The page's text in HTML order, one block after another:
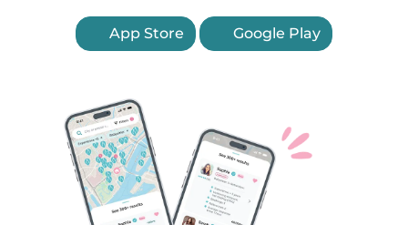
App Store Google Play